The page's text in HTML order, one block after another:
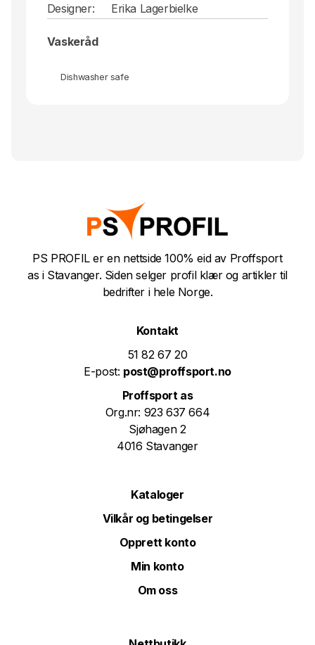
Designer:
Erika Lagerbielke
Vaskeråd
Dishwasher safe
PS PROFIL er en nettside 100% eid av Proffsport
as i Stavanger. Siden selger profil klær og artikler til
bedrifter i hele Norge.
Kontakt
51 82 67 20
E-post: post@proffsport.no
Proffsport as
Org.nr: 923 637 664
Sjøhagen 2
4016 Stavanger
Kataloger
Vilkår og betingelser
Opprett konto
Min konto
Om oss